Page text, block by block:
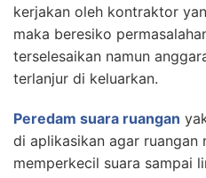
kerjakan oleh kontraktor
maka beresiko
terselesaikan namun
terlanjur di keluarkan.
Peredam suara ruangan
di aplikasikan agar ruangan
memperkecil suara sampai